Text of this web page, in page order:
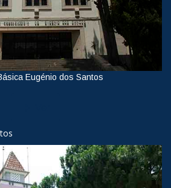
Eugénio dos Santos